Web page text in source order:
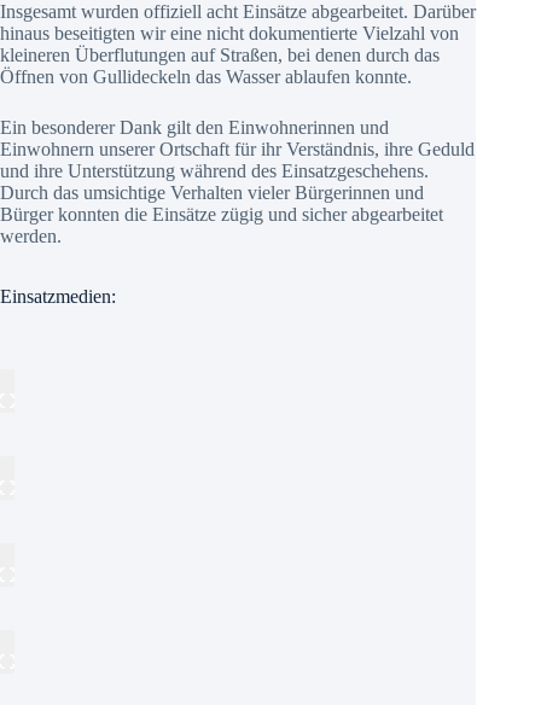
Insgesamt wurden offiziell acht Einsätze abgearbeitet. Darüber
hinaus beseitigten wir eine nicht dokumentierte Vielzahl von
kleineren Überflutungen auf Straßen, bei denen durch das
Öffnen von Gullideckeln das Wasser ablaufen konnte.
Ein besonderer Dank gilt den Einwohnerinnen und
Einwohnern unserer Ortschaft für ihr Verständnis, ihre Geduld
und ihre Unterstützung während des Einsatzgeschehens.
Durch das umsichtige Verhalten vieler Bürgerinnen und
Bürger konnten die Einsätze zügig und sicher abgearbeitet
werden.
Einsatzmedien: